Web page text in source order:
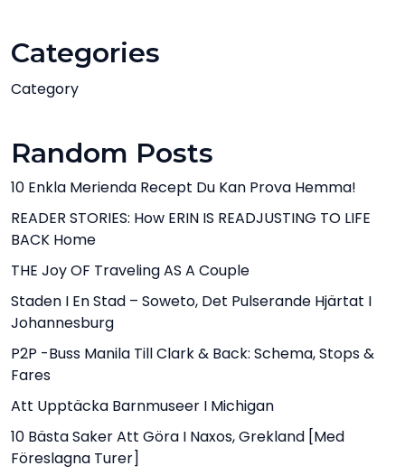
Categories
Category
Random Posts
10 Enkla Merienda Recept Du Kan Prova Hemma!
READER STORIES: How ERIN IS READJUSTING TO LIFE
BACK Home
THE Joy OF Traveling AS A Couple
Staden I En Stad – Soweto, Det Pulserande Hjärtat I
Johannesburg
P2P -buss Manila Till Clark & ​​Back: Schema, Stops &
Fares
Att Upptäcka Barnmuseer I Michigan
10 Bästa Saker Att Göra I Naxos, Grekland [med
Föreslagna Turer]